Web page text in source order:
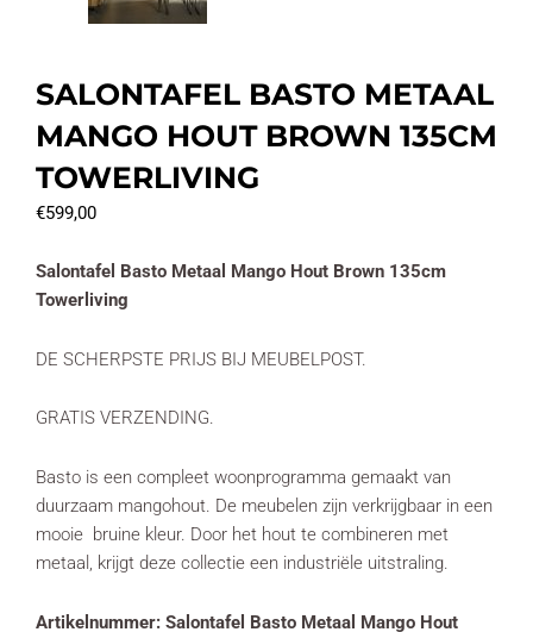
SALONTAFEL BASTO METAAL
MANGO HOUT BROWN 135CM
TOWERLIVING
€599,00
Salontafel Basto Metaal Mango Hout Brown 135cm
Towerliving
DE SCHERPSTE PRIJS BIJ MEUBELPOST.
GRATIS VERZENDING.
Basto is een compleet woonprogramma gemaakt van
duurzaam mangohout. De meubelen zijn verkrijgbaar in een
mooie bruine kleur. Door het hout te combineren met
metaal, krijgt deze collectie een industriële uitstraling.
Artikelnummer: Salontafel Basto Metaal Mango Hout